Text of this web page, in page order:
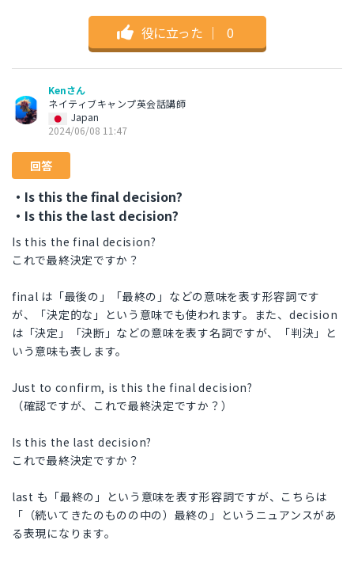
役に立った ｜ 0
Kenさん
ネイティブキャンプ英会話講師
Japan
2024/06/08 11:47
回答
・Is this the final decision?
・Is this the last decision?
Is this the final decision?
これで最終決定ですか？
final は「最後の」「最終の」などの意味を表す形容詞です
が、「決定的な」という意味でも使われます。また、decision
は「決定」「決断」などの意味を表す名詞ですが、「判決」と
いう意味も表します。
Just to confirm, is this the final decision?
（確認ですが、これで最終決定ですか？）
Is this the last decision?
これで最終決定ですか？
last も「最終の」という意味を表す形容詞ですが、こちらは
「（続いてきたのものの中の）最終の」というニュアンスがあ
る表現になります。